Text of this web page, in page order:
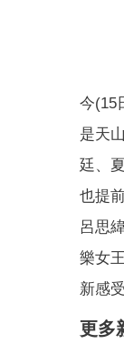
今(15
是天
廷、
也提
呂思
樂女
新感受
更多